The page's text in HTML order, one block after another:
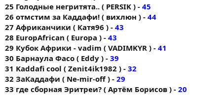
25 Голодные негритята.. ( PERSIK ) - 45
26 отмстим за Каддафи! ( вихлюн ) - 44
27 Африканчики ( Катя96 ) - 43
28 EuropAfrican ( Europa ) - 43
29 Кубок Африки - vadim ( VADIMKYR ) - 41
30 Барнаула Фасо ( Eddy ) - 39
31 Kaddafi cool ( Zenit4ik1982 ) - 32
32 ЗаКаддафи ( Ne-mir-off ) - 29
33 где сборная Эритреи? ( Артём Борисов ) - 20